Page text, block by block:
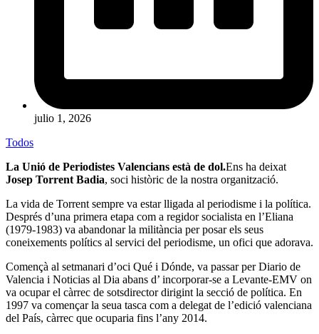
julio 1, 2026
Todos
La Unió de Periodistes Valencians està de dol.Ens ha deixat
Josep Torrent Badia, soci històric de la nostra organització.
La vida de Torrent sempre va estar lligada al periodisme i la política.
Després d’una primera etapa com a regidor socialista en l’Eliana
(1979-1983) va abandonar la militància per posar els seus
coneixements polítics al servici del periodisme, un ofici que adorava.
Començà al setmanari d’oci Qué i Dónde, va passar per Diario de
Valencia i Noticias al Dia abans d’ incorporar-se a Levante-EMV on
va ocupar el càrrec de sotsdirector dirigint la secció de política. En
1997 va començar la seua tasca com a delegat de l’edició valenciana
del País, càrrec que ocuparia fins l’any 2014.